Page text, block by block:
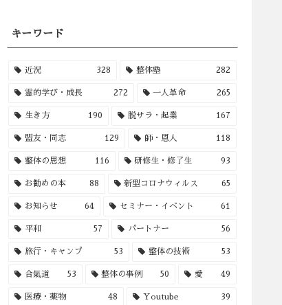
キーワード
近況 328 整体塾 282
霊的学び・成長 272 一人革命 265
生き方 190 脱サラ・起業 167
盟友・同志 129 師・恩人 118
整体の思想 116 研修生・修了生 93
お勧めの本 88 新型コロナウィルス 65
お知らせ 64 セミナー・イベント 61
平和 57 パートナー 56
旅行・キャンプ 53 整体の技術 53
合氣道 53 整体の事例 50 愛 49
医療・薬物 48 Youtube 39